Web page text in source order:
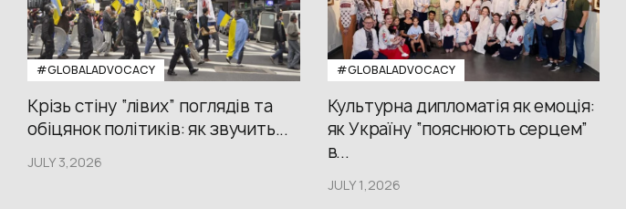
#GLOBALADVOCACY
Крізь стіну “лівих” поглядів та
обіцянок політиків: як звучить...
JULY 3,2026
#GLOBALADVOCACY
Культурна дипломатія як емоція:
як Україну “пояснюють серцем”
в...
JULY 1,2026